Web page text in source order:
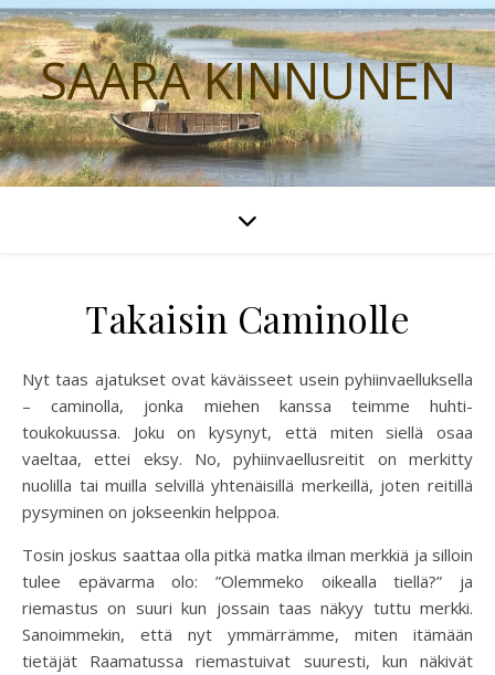
SAARA KINNUNEN
Takaisin Caminolle
Nyt taas ajatukset ovat käväisseet usein pyhiinvaelluksella
– caminolla, jonka miehen kanssa teimme huhti-
toukokuussa. Joku on kysynyt, että miten siellä osaa
vaeltaa, ettei eksy. No, pyhiinvaellusreitit on merkitty
nuolilla tai muilla selvillä yhtenäisillä merkeillä, joten reitillä
pysyminen on jokseenkin helppoa.
Tosin joskus saattaa olla pitkä matka ilman merkkiä ja silloin
tulee epävarma olo: ”Olemmeko oikealla tiellä?” ja
riemastus on suuri kun jossain taas näkyy tuttu merkki.
Sanoimmekin, että nyt ymmärrämme, miten itämään
tietäjät Raamatussa riemastuivat suuresti, kun näkivät